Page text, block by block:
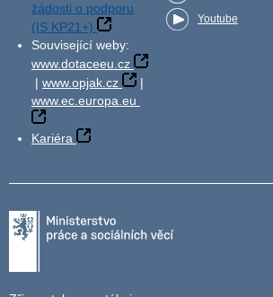
žádosti o podporu
(IS KP21+)
Související weby:
www.dotaceeu.cz
| www.opjak.cz
|
www.ec.europa.eu
Kariéra
Youtube